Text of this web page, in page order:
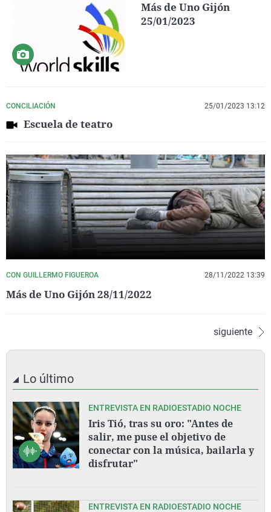
Más de Uno Gijón
25/01/2023
CONCILIACIÓN 25/01/2023 13:12
Escuela de teatro
CON GUILLERMO FIGUEROA 28/11/2022 13:39
Más de Uno Gijón 28/11/2022
siguiente
Lo último
ENTREVISTA EN RADIOESTADIO NOCHE
Iris Tió, tras su oro: "Antes de
salir, me puse el objetivo de
conectar con la música, bailarla y
disfrutar"
ENTREVISTA EN RADIOESTADIO NOCHE